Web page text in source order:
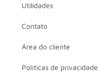
Utilidades
Contato
Área do cliente
Políticas de privacidade